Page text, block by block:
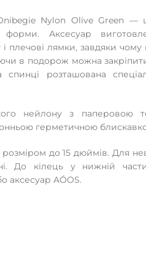
Nylon Olive Green —
форми. Аксесуар
плечові лямки, завдяки
в подорож можна закріпити
розташована
нейлону з паперовою
герметичною
до 15 дюймів. Для
До кілець у нижній
аксесуар AÓOS.